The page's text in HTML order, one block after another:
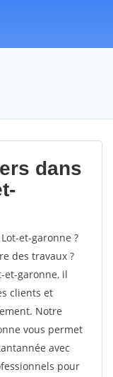
dans
et-garonne ?
des travaux ?
et-garonne, il
clients et
Notre
vous permet
avec
pour